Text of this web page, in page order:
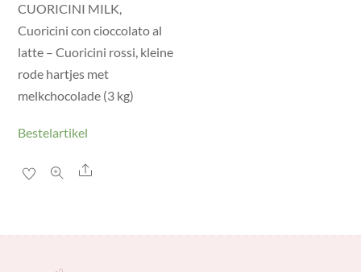
CUORICINI MILK,
Cuoricini con cioccolato al
latte – Cuoricini rossi, kleine
rode hartjes met
melkchocolade (3 kg)
Bestelartikel
Share